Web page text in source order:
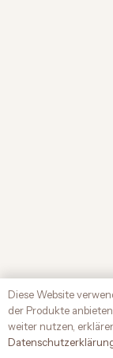
Diese Website
der Produkte
weiter nutzen,